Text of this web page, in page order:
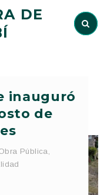
DE
inauguró
de
Pública,